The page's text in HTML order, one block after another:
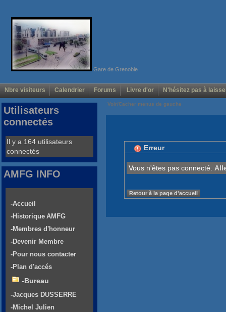
Gare de Grenoble
Nbre visiteurs Calendrier Forums Livre d'or N'hésitez pas à
Voir/Cacher menus de gauche
Erreur
Vous n'êtes pas connecté.
Retour à la page d'accueil
Utilisateurs
connectés
Il y a 164 utilisateurs
connectés
AMFG INFO
-Accueil
-Historique AMFG
-Membres d'honneur
-Devenir Membre
-Pour nous contacter
-Plan d'accés
-Bureau
-Jacques DUSSERRE
-Michel Julien